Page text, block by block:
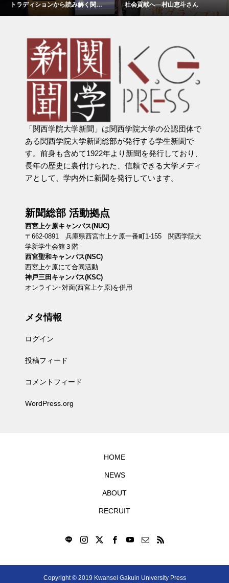
トラディションから読み解く関西
学院
社会貢献へ―村山恵斗さん
「関西学院大学新聞」は関西学院大学の公認団体で
ある関西学院大学新聞総部が発行する学生新聞で
す。前身も含めて1922年より新聞を発行しており、
長年の歴史に裏付けられた、信頼できる大学メディ
アとして、学内外に新聞を発行しています。
新聞総部 活動拠点
西宮上ケ原キャンパス(NUC)
〒662-0891 兵庫県西宮市上ケ原一番町1-155 関西学院大
学新学生会館３階
西宮聖和キャンパス(NSC)
西宮上ケ原にて合同活動
神戸三田キャンパス(KSC)
オンライン･対面(西宮上ケ原)を併用
メタ情報
ログイン
投稿フィード
コメントフィード
WordPress.org
HOME
NEWS
ABOUT
RECRUIT
Copyright © 2019 Kwansei Gakuin University Press